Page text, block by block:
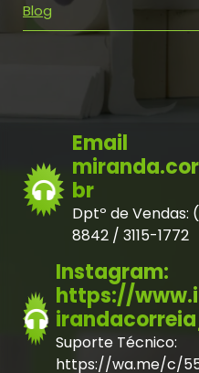
Blog
Email
br
Dptº de Vendas:
8842 / 3115-1772
Instagram:
https://
Suporte Técnico:
https://wa.me/c/